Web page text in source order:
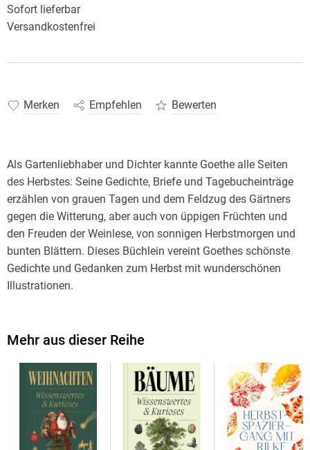
Sofort lieferbar
Versandkostenfrei
Merken Empfehlen Bewerten
Als Gartenliebhaber und Dichter kannte Goethe alle Seiten
des Herbstes: Seine Gedichte, Briefe und Tagebucheinträge
erzählen von grauen Tagen und dem Feldzug des Gärtners
gegen die Witterung, aber auch von üppigen Früchten und
den Freuden der Weinlese, von sonnigen Herbstmorgen und
bunten Blättern. Dieses Büchlein vereint Goethes schönste
Gedichte und Gedanken zum Herbst mit wunderschönen
Illustrationen.
Mehr aus dieser Reihe